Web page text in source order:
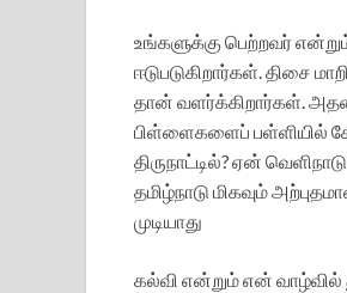
உங்களுக்கு பெற்றவர்
ஈடுபடுகிறார்கள். திசை
தான் வளர்க்கிறார்கள்.
பிள்ளைகளைப் பள்ளியில்
திருநாட்டில்? ஏன்
தமிழ்நாடு மிகவும்
முடியாது
கல்வி என்றும் என்